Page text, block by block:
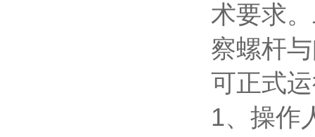
术要求
察螺杆
可正式
1、操作